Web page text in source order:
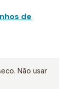
de
Não usar